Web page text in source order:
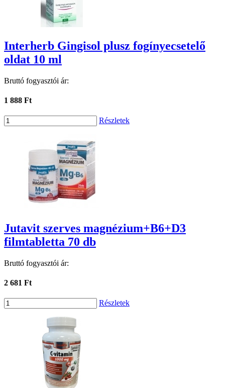
Interherb Gingisol plusz fogínyecsetelő
oldat 10 ml
Bruttó fogyasztói ár:
1 888 Ft
Részletek
Jutavit szerves magnézium+B6+D3
filmtabletta 70 db
Bruttó fogyasztói ár:
2 681 Ft
Részletek